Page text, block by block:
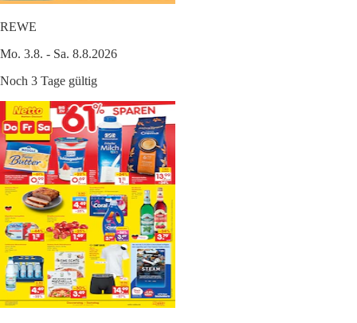
REWE
Mo. 3.8. - Sa. 8.8.2026
Noch 3 Tage gültig